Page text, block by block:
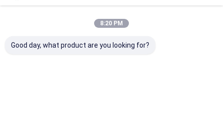
8:20 PM
Good day, what product are you looking for?